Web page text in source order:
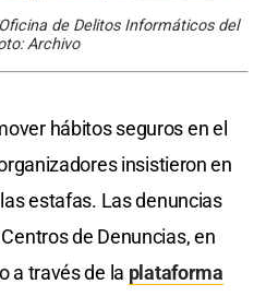
de Delitos Informáticos del
Archivo
hábitos seguros en el
insistieron en
estafas. Las denuncias
de Denuncias, en
a través de la plataforma